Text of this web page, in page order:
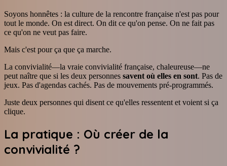
Soyons honnêtes : la culture de la rencontre française n'est pas pour
tout le monde. On est direct. On dit ce qu'on pense. On ne fait pas
ce qu'on ne veut pas faire.
Mais c'est pour ça que ça marche.
La convivialité—la vraie convivialité française, chaleureuse—ne
peut naître que si les deux personnes savent où elles en sont. Pas de
jeux. Pas d'agendas cachés. Pas de mouvements pré-programmés.
Juste deux personnes qui disent ce qu'elles ressentent et voient si ça
clique.
La pratique : Où créer de la
convivialité ?